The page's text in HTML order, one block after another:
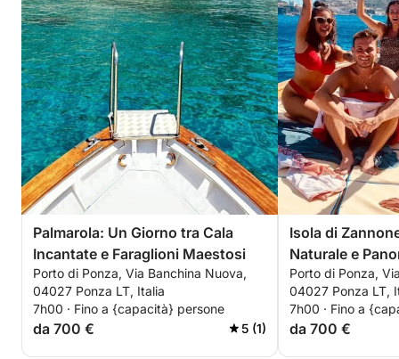
Palmarola: Un Giorno tra Cala
Incantate e Faraglioni Maestosi
Porto di Ponza, Via Banchina Nuova,
04027 Ponza LT, Italia
7h00 · Fino a {capacità} persone
da 700 € 5 (1)
Isola di
Naturale e
Incontaminati
Porto di Ponza,
04027 Ponza LT,
7h00 · Fino a
da 700 €